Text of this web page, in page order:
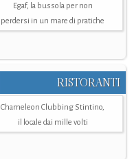
Egaf, la bussola per non
perdersi in un mare di pratiche
RISTORANTI
Chameleon Clubbing Stintino,
il locale dai mille volti